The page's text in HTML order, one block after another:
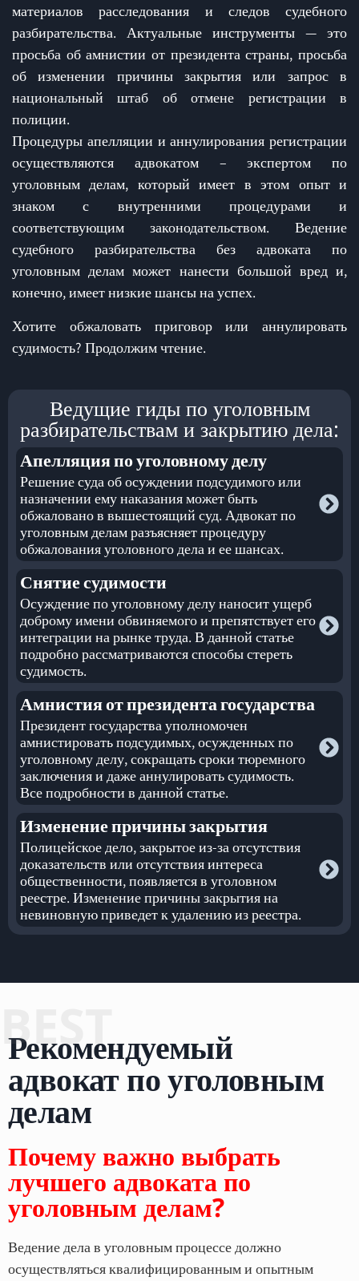
материалов расследования и следов судебного
разбирательства. Актуальные инструменты — это
просьба об амнистии от президента страны, просьба
об изменении причины закрытия или запрос в
национальный штаб об отмене регистрации в
полиции.
Процедуры апелляции и аннулирования регистрации
осуществляются адвокатом – экспертом по
уголовным делам, который имеет в этом опыт и
знаком с внутренними процедурами и
соответствующим законодательством. Ведение
судебного разбирательства без адвоката по
уголовным делам может нанести большой вред и,
конечно, имеет низкие шансы на успех.
Хотите обжаловать приговор или аннулировать
судимость? Продолжим чтение.
Ведущие гиды по уголовным
разбирательствам и закрытию дела:
Апелляция по уголовному делу
Решение суда об осуждении подсудимого или
назначении ему наказания может быть
обжаловано в вышестоящий суд. Адвокат по
уголовным делам разъясняет процедуру
обжалования уголовного дела и ее шансах.
Снятие судимости
Осуждение по уголовному делу наносит ущерб
доброму имени обвиняемого и препятствует его
интеграции на рынке труда. В данной статье
подробно рассматриваются способы стереть
судимость.
Амнистия от президента государства
Президент государства уполномочен
амнистировать подсудимых, осужденных по
уголовному делу, сокращать сроки тюремного
заключения и даже аннулировать судимость.
Все подробности в данной статье.
Изменение причины закрытия
Полицейское дело, закрытое из-за отсутствия
доказательств или отсутствия интереса
общественности, появляется в уголовном
реестре. Изменение причины закрытия на
невиновную приведет к удалению из реестра.
BEST
Рекомендуемый
адвокат по уголовным
делам
Почему важно выбрать
лучшего адвоката по
уголовным делам?
Ведение дела в уголовным процессе должно
осуществляться квалифицированным и опытным